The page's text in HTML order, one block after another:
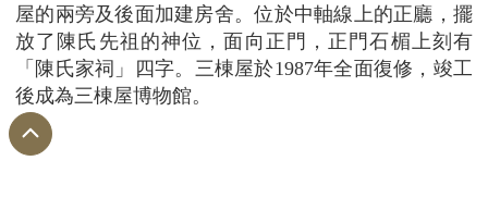
屋的兩旁及後面加建房舍。位於中軸線上的正廳，擺
放了陳氏先祖的神位，面向正門，正門石楣上刻有
「陳氏家祠」四字。三棟屋於1987年全面復修，竣工
後成為三棟屋博物館。